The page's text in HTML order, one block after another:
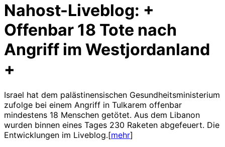
Nahost-Liveblog: +
Offenbar 18 Tote nach
Angriff im Westjordanland
+
Israel hat dem palästinensischen Gesundheitsministerium
zufolge bei einem Angriff in Tulkarem offenbar
mindestens 18 Menschen getötet. Aus dem Libanon
wurden binnen eines Tages 230 Raketen abgefeuert. Die
Entwicklungen im Liveblog.[mehr]